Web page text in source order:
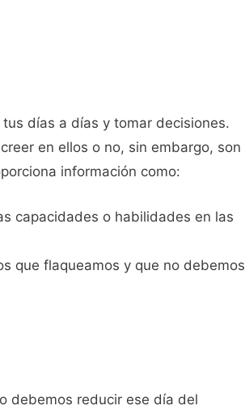
días a días y tomar decisiones.
en ellos o no, sin embargo, son
información como:
capacidades o habilidades en las
que flaqueamos y que no debemos
debemos reducir ese día del